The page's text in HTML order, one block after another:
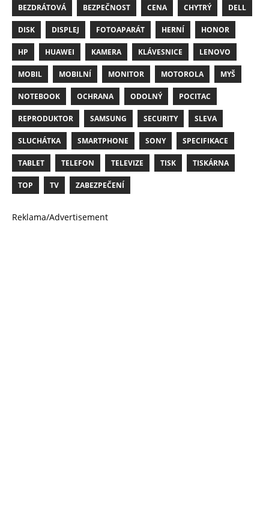
BEZDRÁTOVÁ BEZPEČNOST CENA CHYTRÝ DELL
DISK DISPLEJ FOTOAPARÁT HERNÍ HONOR
HP HUAWEI KAMERA KLÁVESNICE LENOVO
MOBIL MOBILNÍ MONITOR MOTOROLA MYŠ
NOTEBOOK OCHRANA ODOLNÝ POCITAC
REPRODUKTOR SAMSUNG SECURITY SLEVA
SLUCHÁTKA SMARTPHONE SONY SPECIFIKACE
TABLET TELEFON TELEVIZE TISK TISKÁRNA
TOP TV ZABEZPEČENÍ
Reklama/Advertisement